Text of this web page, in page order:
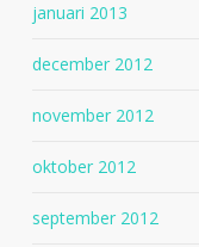
januari 2013
december 2012
november 2012
oktober 2012
september 2012